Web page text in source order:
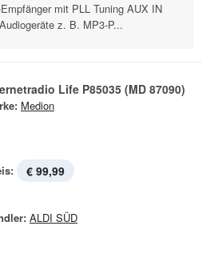
mit PLL Tuning AUX IN
z. B. MP3-P...
Life P85035 (MD 87090)
Medion
€ 99,99
ALDI SÜD